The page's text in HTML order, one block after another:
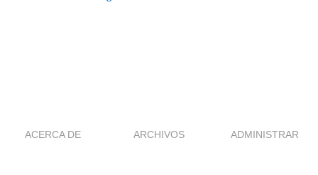
ACERCA DE ARCHIVOS ADMINISTRAR